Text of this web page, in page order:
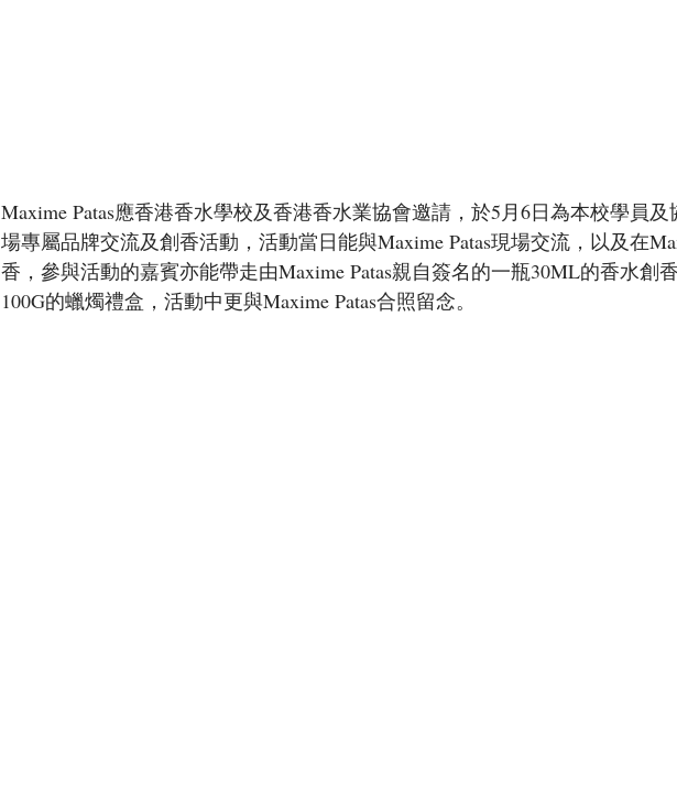
Maxime Patas應香港香水學校及香港香水業協會邀請，於5月6日為本校學員
場專屬品牌交流及創香活動，活動當日能與Maxime Patas現場交流，以及在
香，參與活動的嘉賓亦能帶走由Maxime Patas親自簽名的一瓶30ML的香水創
100G的蠟燭禮盒，活動中更與Maxime Patas合照留念。